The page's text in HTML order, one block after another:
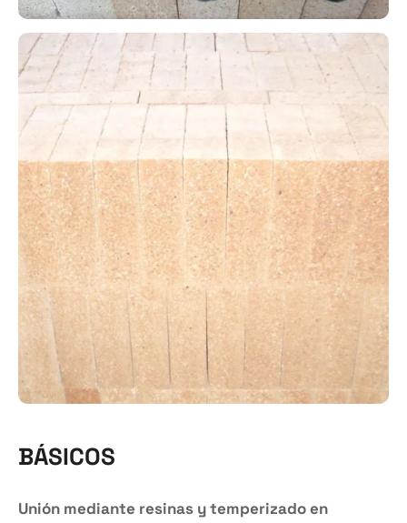
BÁSICOS
Unión mediante resinas y temperizado en